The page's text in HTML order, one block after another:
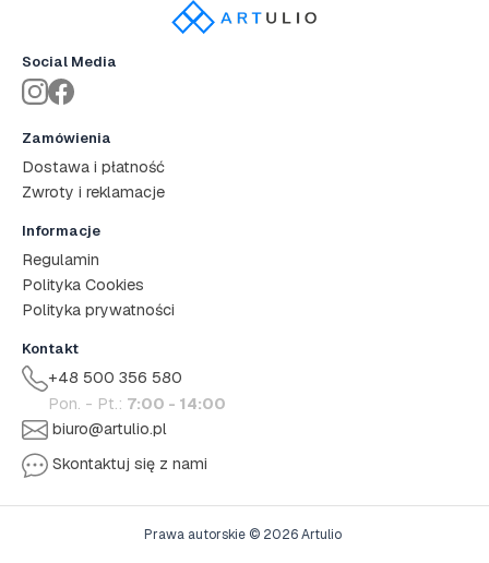
Zamówienia
Dostawa i płatność
Zwroty i reklamacje
Informacje
Regulamin
Polityka Cookies
Polityka prywatności
Kontakt
+48 500 356 580
Pon. - Pt.: 7:00 - 14:00
biuro@artulio.pl
Skontaktuj się z nami
Social Media
Prawa autorskie © 2026 Artulio